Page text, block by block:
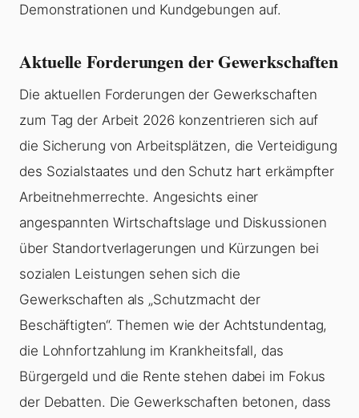
Demonstrationen und Kundgebungen auf.
Aktuelle Forderungen der Gewerkschaften
Die aktuellen Forderungen der Gewerkschaften
zum Tag der Arbeit 2026 konzentrieren sich auf
die Sicherung von Arbeitsplätzen, die Verteidigung
des Sozialstaates und den Schutz hart erkämpfter
Arbeitnehmerrechte. Angesichts einer
angespannten Wirtschaftslage und Diskussionen
über Standortverlagerungen und Kürzungen bei
sozialen Leistungen sehen sich die
Gewerkschaften als „Schutzmacht der
Beschäftigten“. Themen wie der Achtstundentag,
die Lohnfortzahlung im Krankheitsfall, das
Bürgergeld und die Rente stehen dabei im Fokus
der Debatten. Die Gewerkschaften betonen, dass